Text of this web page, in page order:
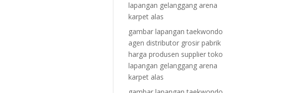
lapangan gelanggang arena
karpet alas
gambar lapangan taekwondo
agen distributor grosir pabrik
harga produsen supplier toko
lapangan gelanggang arena
karpet alas